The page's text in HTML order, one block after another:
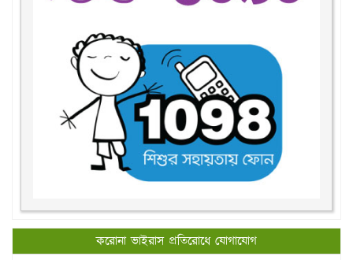
করোনা ভাইরাস প্রতিরোধে যোগাযোগ